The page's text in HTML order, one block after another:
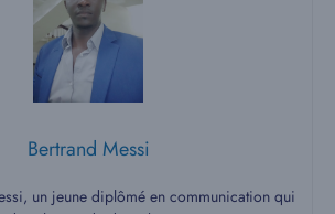
Bertrand Messi
un jeune diplômé en communication qui